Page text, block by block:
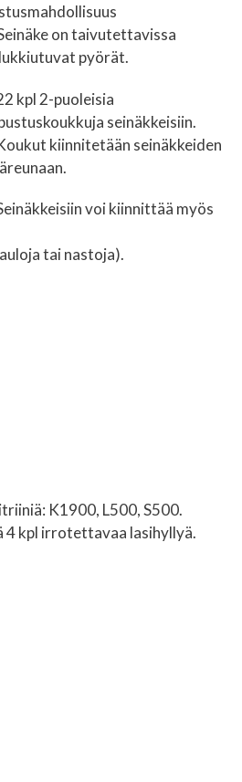
on taivutettavissa
pyörät.
kpl 2-puoleisia
seinäkkeisiin.
kiinnitetään seinäkkeiden
voi kiinnittää myös
tai nastoja).
K1900, L500, S500.
4 kpl irrotettavaa lasihyllyä.